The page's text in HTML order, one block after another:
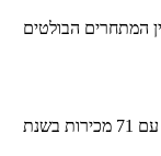
הגימור של ניסאן אלטימה 2019 לבין המתחרים הבולטים
לניסאן אלטימה יש רמת גימור אחת SV 2.5 ליטר עם 71 מכירות בשנת